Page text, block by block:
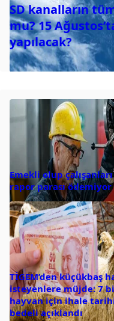
SD kanalların
mu? 15
yapılacak?
Emekli olup
rapor parası ödemiyor
TİGEM’den küçükbaş
isteyenlere müjde: 7
hayvan için ihale
bedeli açıklandı